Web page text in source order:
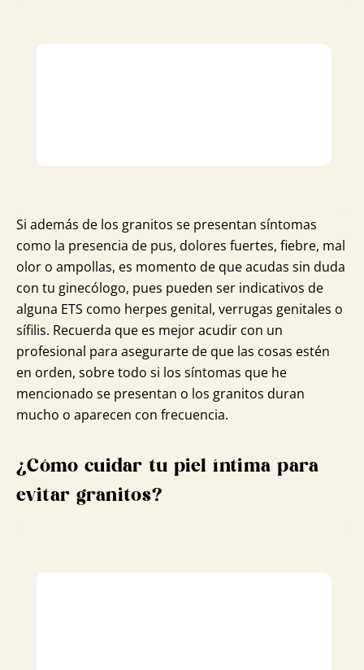
Si además de los granitos se presentan síntomas
como la presencia de pus, dolores fuertes, fiebre, mal
olor o ampollas, es momento de que acudas sin duda
con tu ginecólogo, pues pueden ser indicativos de
alguna ETS como herpes genital, verrugas genitales o
sífilis. Recuerda que es mejor acudir con un
profesional para asegurarte de que las cosas estén
en orden, sobre todo si los síntomas que he
mencionado se presentan o los granitos duran
mucho o aparecen con frecuencia.
¿Cómo cuidar tu piel íntima para
evitar granitos?